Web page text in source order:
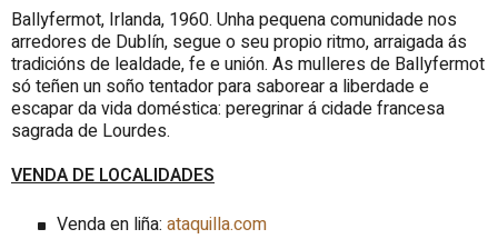
Ballyfermot, Irlanda, 1960. Unha pequena comunidade nos
arredores de Dublín, segue o seu propio ritmo, arraigada ás
tradicións de lealdade, fe e unión. As mulleres de Ballyfermot
só teñen un soño tentador para saborear a liberdade e
escapar da vida doméstica: peregrinar á cidade francesa
sagrada de Lourdes.
VENDA DE LOCALIDADES
Venda en liña: ataquilla.com